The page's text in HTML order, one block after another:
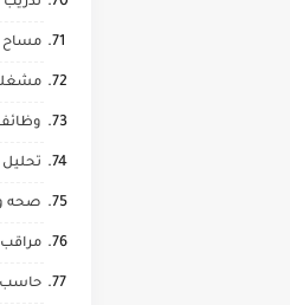
مساح
تحليل
صحه
مراقب
حاسب